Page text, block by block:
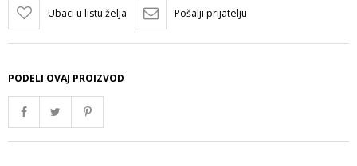
Ubaci u listu želja Pošalji prijatelju
PODELI OVAJ PROIZVOD